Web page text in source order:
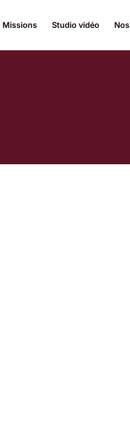
Missions Studio vidéo